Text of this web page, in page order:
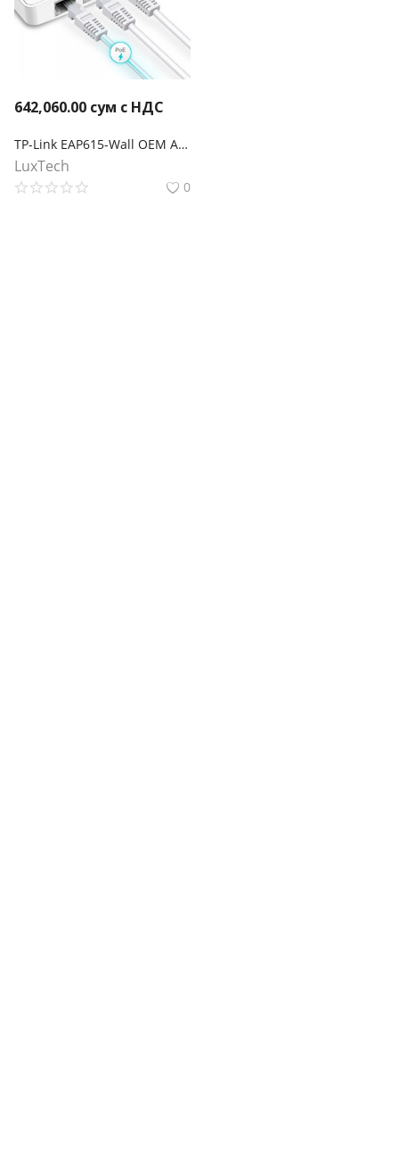
642,060.00 сум с НДС
TP-Link EAP615-Wall OEM AX1800 Встраиваемая в стену точка доступа Wi‑Fi 6
LuxTech
0